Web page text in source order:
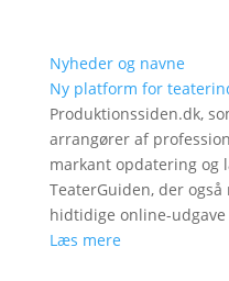
Nyheder og navne
Ny platform for
Produktionssiden.dk,
arrangører af
markant opdatering og
TeaterGuiden, der
hidtidige online-udgave
Læs mere